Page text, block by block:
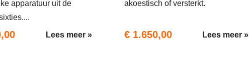
apparatuur uit de
Lees meer »
akoestisch of versterkt.
€ 1.650,00 Lees meer »